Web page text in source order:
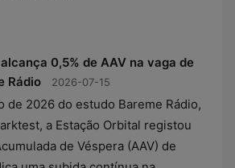
0,5% de AAV na vaga de
Rádio
2026-07-15
de 2026 do estudo Bareme Rádio,
a Estação Orbital registou
de Véspera (AAV) de